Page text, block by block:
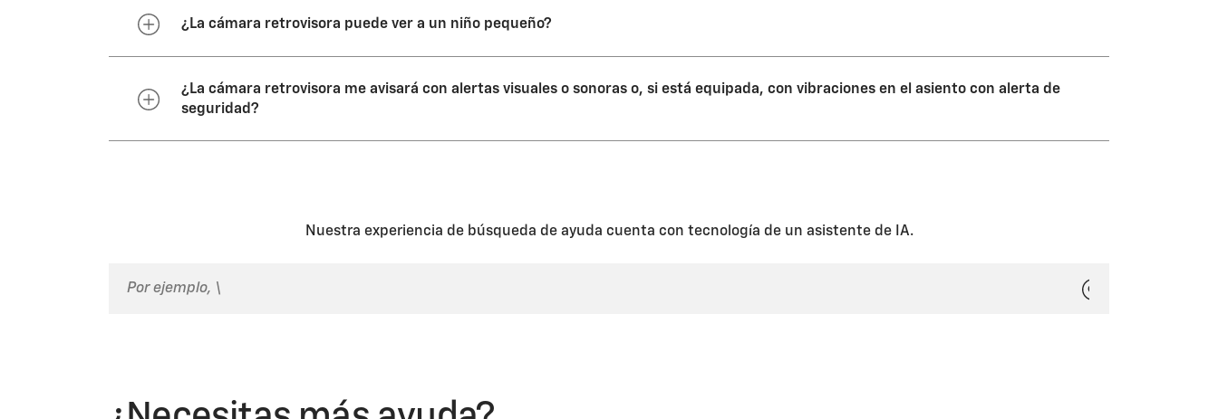
La suciedad, la lluvia o la nieve pueden acumularse en el lente de la cámara retrovisora. Esto se puede limpiar con un paño suave.
¿La cámara retrovisora puede ver a un niño pequeño?
No siempre. Debes comprobar siempre la presencia de niños pequeños o peatones detrás de tu vehículo antes de cambiar a
Reversa. El área que muestra la cámara retrovisora es limitada y no permite ver a los niños pequeños o a los peatones que estén
¿La cámara retrovisora me avisará con alertas visuales o sonoras o, si está equipada, con vibraciones en el asiento con alerta de
seguridad?
Nuestra experiencia de búsqueda de ayuda cuenta con tecnología de un asistente de IA.